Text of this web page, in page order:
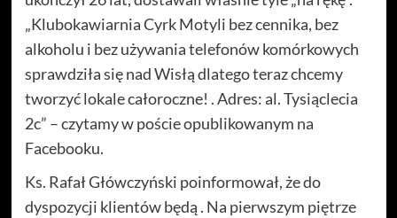
„Klubokawiarnia Cyrk Motyli bez cennika, bez
alkoholu i bez używania telefonów komórkowych
sprawdziła się nad Wisłą dlatego teraz chcemy
tworzyć lokale całoroczne! . Adres: al. Tysiąclecia
2c” – czytamy w poście opublikowanym na
Facebooku.
Ks. Rafał Główczyński poinformował, że do
dyspozycji klientów będą . Na pierwszym piętrze